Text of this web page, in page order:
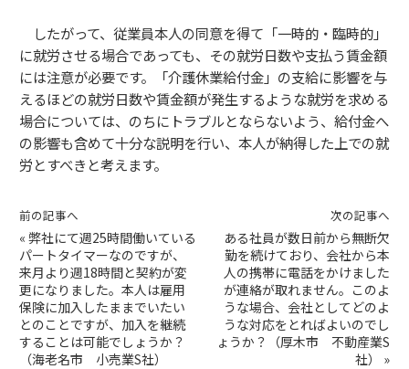
したがって、従業員本人の同意を得て「一時的・臨時的」
に就労させる場合であっても、その就労日数や支払う賃金額
には注意が必要です。「介護休業給付金」の支給に影響を与
えるほどの就労日数や賃金額が発生するような就労を求める
場合については、のちにトラブルとならないよう、給付金へ
の影響も含めて十分な説明を行い、本人が納得した上での就
労とすべきと考えます。
前の記事へ
« 弊社にて週25時間働いている
パートタイマーなのですが、
来月より週18時間と契約が変
更になりました。本人は雇用
保険に加入したままでいたい
とのことですが、加入を継続
することは可能でしょうか？
（海老名市 小売業S社）
次の記事へ
ある社員が数日前から無断欠
勤を続けており、会社から本
人の携帯に電話をかけました
が連絡が取れません。このよ
うな場合、会社としてどのよ
うな対応をとればよいのでし
ょうか？（厚木市 不動産業S
社）
»